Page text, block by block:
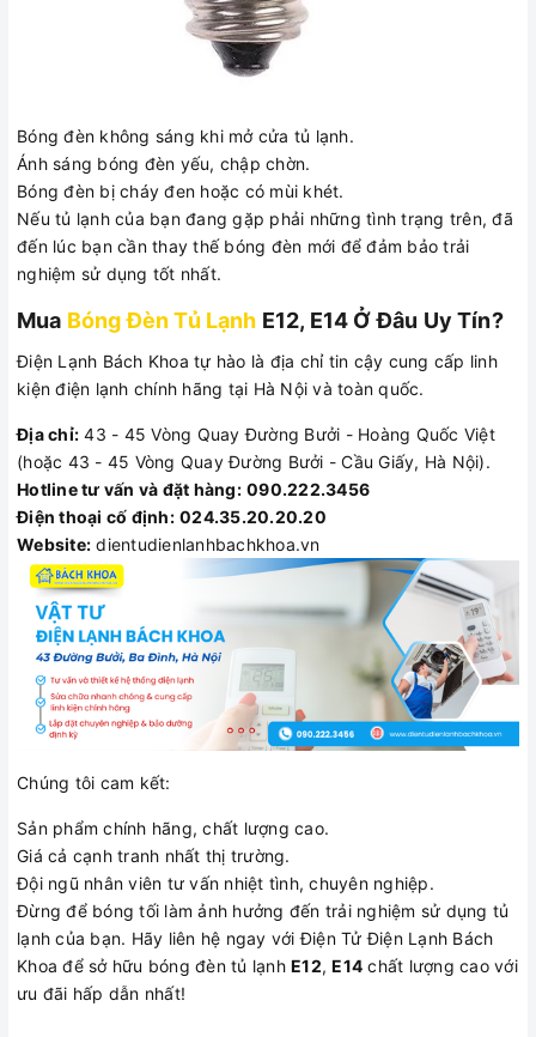
Bóng đèn không sáng khi mở cửa tủ lạnh.
Ánh sáng bóng đèn yếu, chập chờn.
Bóng đèn bị cháy đen hoặc có mùi khét.
Nếu tủ lạnh của bạn đang gặp phải những tình trạng trên, đã
đến lúc bạn cần thay thế bóng đèn mới để đảm bảo trải
nghiệm sử dụng tốt nhất.
Mua Bóng Đèn Tủ Lạnh E12, E14 Ở Đâu Uy Tín?
Điện Lạnh Bách Khoa tự hào là địa chỉ tin cậy cung cấp linh
kiện điện lạnh chính hãng tại Hà Nội và toàn quốc.
Địa chỉ: 43 - 45 Vòng Quay Đường Bưởi - Hoàng Quốc Việt
(hoặc 43 - 45 Vòng Quay Đường Bưởi - Cầu Giấy, Hà Nội).
Hotline tư vấn và đặt hàng: 090.222.3456
Điện thoại cố định: 024.35.20.20.20
Website: dientudienlanhbachkhoa.vn
Chúng tôi cam kết:
Sản phẩm chính hãng, chất lượng cao.
Giá cả cạnh tranh nhất thị trường.
Đội ngũ nhân viên tư vấn nhiệt tình, chuyên nghiệp.
Đừng để bóng tối làm ảnh hưởng đến trải nghiệm sử dụng tủ
lạnh của bạn. Hãy liên hệ ngay với Điện Tử Điện Lạnh Bách
Khoa để sở hữu bóng đèn tủ lạnh E12,E14 chất lượng cao với
ưu đãi hấp dẫn nhất!